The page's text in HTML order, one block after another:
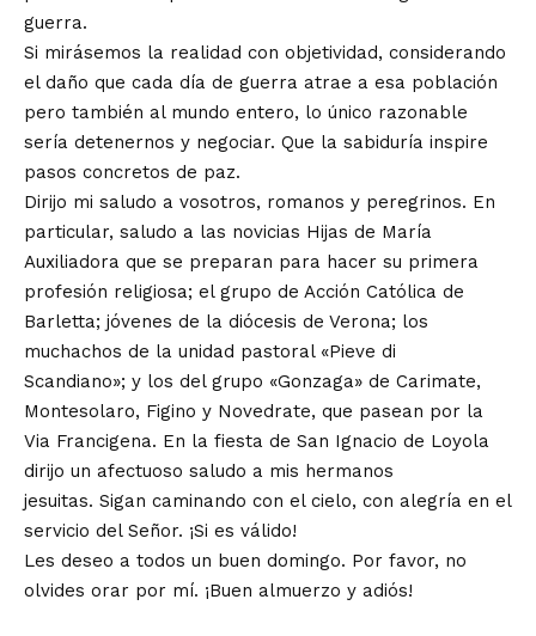
guerra.
Si mirásemos la realidad con objetividad, considerando
el daño que cada día de guerra atrae a esa población
pero también al mundo entero, lo único razonable
sería detenernos y negociar. Que la sabiduría inspire
pasos concretos de paz.
Dirijo mi saludo a vosotros, romanos y peregrinos. En
particular, saludo a las novicias Hijas de María
Auxiliadora que se preparan para hacer su primera
profesión religiosa; el grupo de Acción Católica de
Barletta; jóvenes de la diócesis de Verona; los
muchachos de la unidad pastoral «Pieve di
Scandiano»; y los del grupo «Gonzaga» de Carimate,
Montesolaro, Figino y Novedrate, que pasean por la
Via Francigena. En la fiesta de San Ignacio de Loyola
dirijo un afectuoso saludo a mis hermanos
jesuitas. Sigan caminando con el cielo, con alegría en el
servicio del Señor. ¡Si es válido!
Les deseo a todos un buen domingo. Por favor, no
olvides orar por mí. ¡Buen almuerzo y adiós!